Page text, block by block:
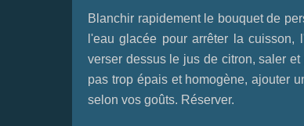
Blanchir rapidement le bouquet de
l'eau glacée pour arrêter la cuisson,
verser dessus le jus de citron, saler
pas trop épais et homogène, ajouter
selon vos goûts. Réserver.